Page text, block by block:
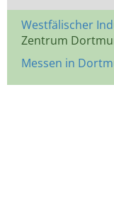
Westfälischer
Zentrum
Messen in